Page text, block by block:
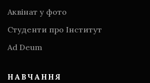
Аквінат у фото
Студенти про Інститут
Аd Deum
НАВЧАННЯ